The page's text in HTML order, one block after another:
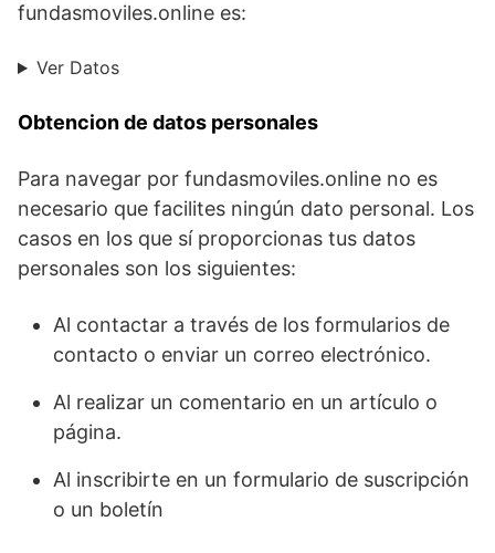
fundasmoviles.online es:
Ver Datos
Obtencion de datos personales
Para navegar por fundasmoviles.online no es
necesario que facilites ningún dato personal. Los
casos en los que sí proporcionas tus datos
personales son los siguientes:
Al contactar a través de los formularios de
contacto o enviar un correo electrónico.
Al realizar un comentario en un artículo o
página.
Al inscribirte en un formulario de suscripción
o un boletín